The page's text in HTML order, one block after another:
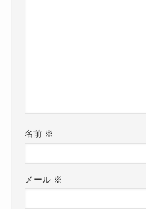
名前 ※
メール ※